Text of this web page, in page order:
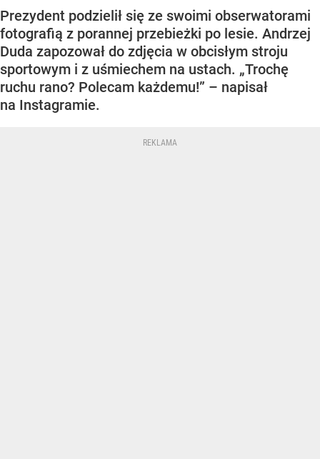
Prezydent podzielił się ze swoimi obserwatorami
fotografią z porannej przebieżki po lesie. Andrzej
Duda zapozował do zdjęcia w obcisłym stroju
sportowym i z uśmiechem na ustach. „Trochę
ruchu rano? Polecam każdemu!” – napisał
na Instagramie.